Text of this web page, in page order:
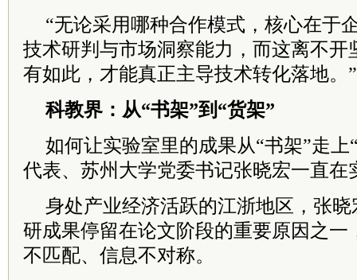
“无论采用哪种合作模式，核心在于
技术研判与市场洞察能力，而这离不开
有如此，才能真正主导技术转化落地。
科教界：从“书架”到“货架”
如何让实验室里的成果从“书架”走上
代表、苏州大学党委书记张晓宏一直在
身处产业经济活跃的江浙地区，张
研成果停留在论文阶段的重要原因之一
不匹配、信息不对称。